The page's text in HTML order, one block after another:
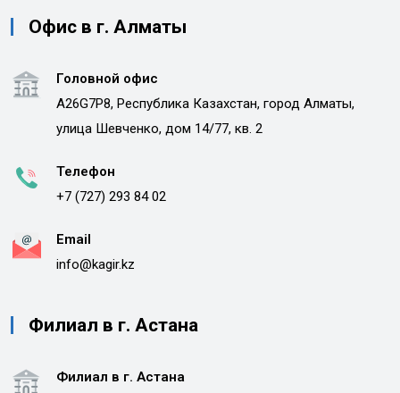
Офис в г. Алматы
Головной офис
A26G7P8, Республика Казахстан, город Алматы,
улица Шевченко, дом 14/77, кв. 2
Телефон
+7 (727) 293 84 02
Email
info@kagir.kz
Филиал в г. Астана
Филиал в г. Астана